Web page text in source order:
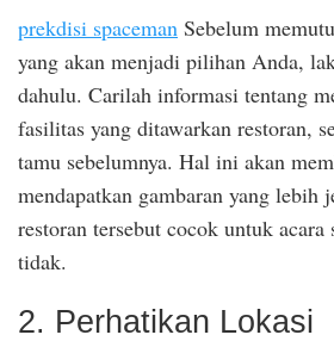
prekdisi spaceman Sebelum
yang akan menjadi pilihan Anda,
dahulu. Carilah informasi tentang
fasilitas yang ditawarkan restoran,
tamu sebelumnya. Hal ini akan
mendapatkan gambaran yang lebih
restoran tersebut cocok untuk acara
tidak.
2. Perhatikan Lokasi